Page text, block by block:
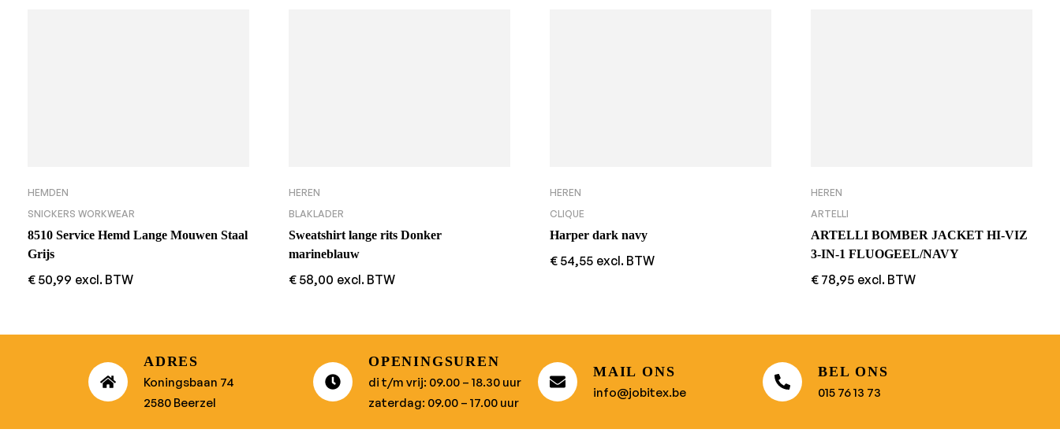
HEMDEN
SNICKERS WORKWEAR
8510 Service Hemd Lange Mouwen Staal
Grijs
€ 50,99 excl. BTW
HEREN
BLAKLADER
Sweatshirt lange rits Donker
marineblauw
€ 58,00 excl. BTW
HEREN
CLIQUE
Harper dark navy
€ 54,55 excl. BTW
HEREN
ARTELLI
ARTELLI BOMBER JACKET HI-VIZ
3-IN-1 FLUOGEEL/NAVY
€ 78,95 excl. BTW
ADRES
Koningsbaan 74
2580 Beerzel
OPENINGSUREN
di t/m vrij: 09.00 – 18.30 uur
zaterdag: 09.00 – 17.00 uur
MAIL ONS
info@jobitex.be
BEL ONS
015 76 13 73